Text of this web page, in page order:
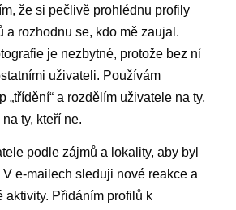
že si pečlivě prohlédnu profily
a rozhodnu se, kdo mě zaujal.
je nezbytné, protože bez ní
uživateli. Používám
„třídění“ a rozdělím uživatele na ty,
ty, kteří ne.
podle zájmů a lokality, aby byl
e-mailech sleduji nové reakce a
aktivity. Přidáním profilů k